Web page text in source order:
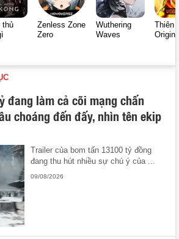
thủ
Zenless Zone
Zero
Wuthering
Waves
Thiên
Origin
đang làm cả cõi mạng chấn
choáng đến đấy, nhìn tên ekip
Trailer của bom tấn 13100 tỷ đồng
đang thu hút nhiều sự chú ý của ...
09/08/2026